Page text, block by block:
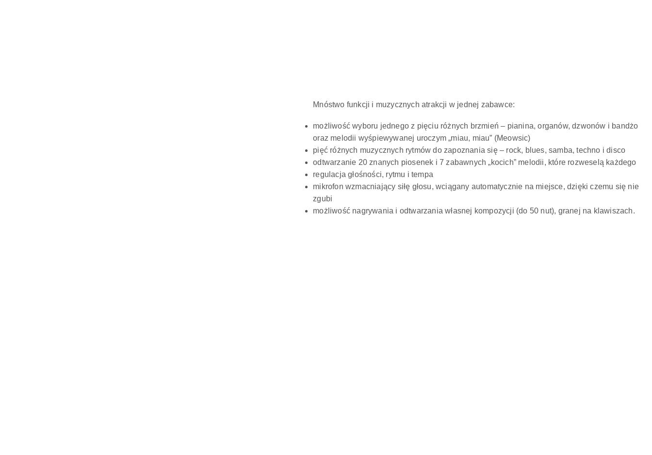
Mnóstwo funkcji i muzycznych atrakcji w jednej zabawce:
możliwość wyboru jednego z pięciu różnych brzmień – pianina, organów, dzwonów i bandżo
oraz melodii wyśpiewywanej uroczym „miau, miau” (Meowsic)
pięć różnych muzycznych rytmów do zapoznania się – rock, blues, samba, techno i disco
odtwarzanie 20 znanych piosenek i 7 zabawnych „kocich” melodii, które rozweselą każdego
regulacja głośności, rytmu i tempa
mikrofon wzmacniający siłę głosu, wciągany automatycznie na miejsce, dzięki czemu się nie
zgubi
możliwość nagrywania i odtwarzania własnej kompozycji (do 50 nut), granej na klawiszach.